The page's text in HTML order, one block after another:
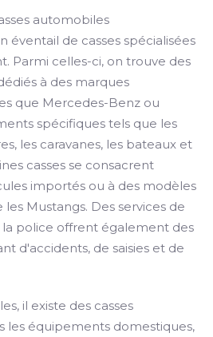
automobiles
éventail de casses spécialisées
Parmi celles-ci, on trouve des
à des marques
que Mercedes-Benz ou
spécifiques tels que les
les caravanes, les bateaux et
casses se consacrent
importés ou à des modèles
les Mustangs. Des services de
police offrent également des
d'accidents, de saisies et de
il existe des casses
les équipements domestiques,